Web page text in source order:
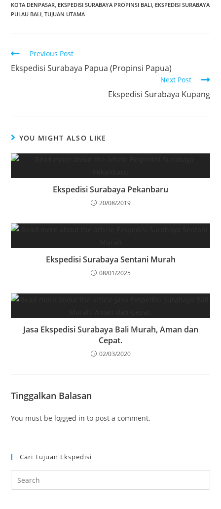
KOTA DENPASAR, EKSPEDISI SURABAYA PROPINSI BALI, EKSPEDISI SURABAYA
PULAU BALI, TUJUAN UTAMA
Previous Post
Ekspedisi Surabaya Papua (Propinsi Papua)
Next Post
Ekspedisi Surabaya Kupang
YOU MIGHT ALSO LIKE
Ekspedisi Surabaya Pekanbaru
20/08/2019
Ekspedisi Surabaya Sentani Murah
08/01/2025
Jasa Ekspedisi Surabaya Bali Murah, Aman dan
Cepat.
02/03/2020
Tinggalkan Balasan
You must be logged in to post a comment.
Cari Tujuan Ekspedisi